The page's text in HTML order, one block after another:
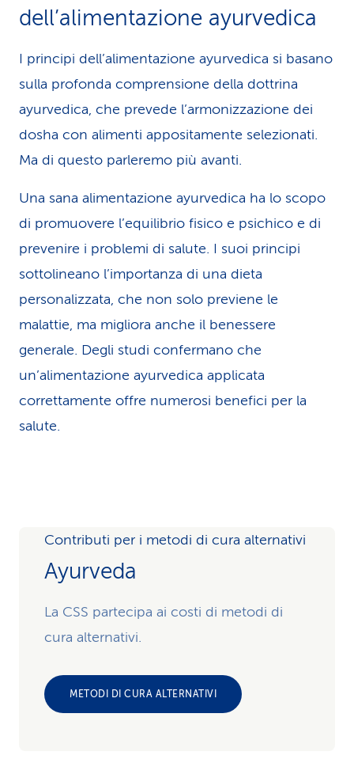
dell’alimentazione ayurvedica
I principi dell’alimentazione ayurvedica si basano
sulla profonda comprensione della dottrina
ayurvedica, che prevede l’armonizzazione dei
dosha con alimenti appositamente selezionati.
Ma di questo parleremo più avanti.
Una sana alimentazione ayurvedica ha lo scopo
di promuovere l’equilibrio fisico e psichico e di
prevenire i problemi di salute. I suoi principi
sottolineano l’importanza di una dieta
personalizzata, che non solo previene le
malattie, ma migliora anche il benessere
generale. Degli studi confermano che
un’alimentazione ayurvedica applicata
correttamente offre numerosi benefici per la
salute.
Contributi per i metodi di cura alternativi
Ayurveda
La CSS partecipa ai costi di metodi di
cura alternativi.
METODI DI CURA ALTERNATIVI